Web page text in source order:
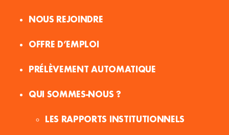
NOUS REJOINDRE
OFFRE D’EMPLOI
PRÉLÈVEMENT AUTOMATIQUE
QUI SOMMES-NOUS ?
LES RAPPORTS INSTITUTIONNELS